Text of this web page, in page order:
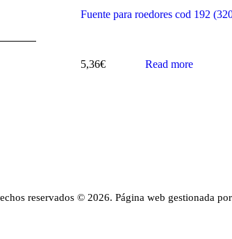
Fuente para roedores cod 192
5,36€ Read more
reservados © 2026. Página web gestionada